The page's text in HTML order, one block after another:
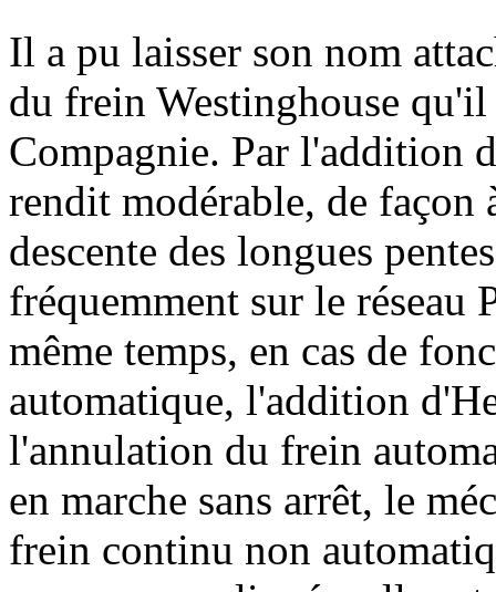
Il a pu laisser son nom
du frein Westinghouse
Compagnie. Par l'addition
rendit modérable, de
descente des longues
fréquemment sur le réseau
même temps, en cas de
automatique, l'addition
l'annulation du frein
en marche sans arrêt, le
frein continu non